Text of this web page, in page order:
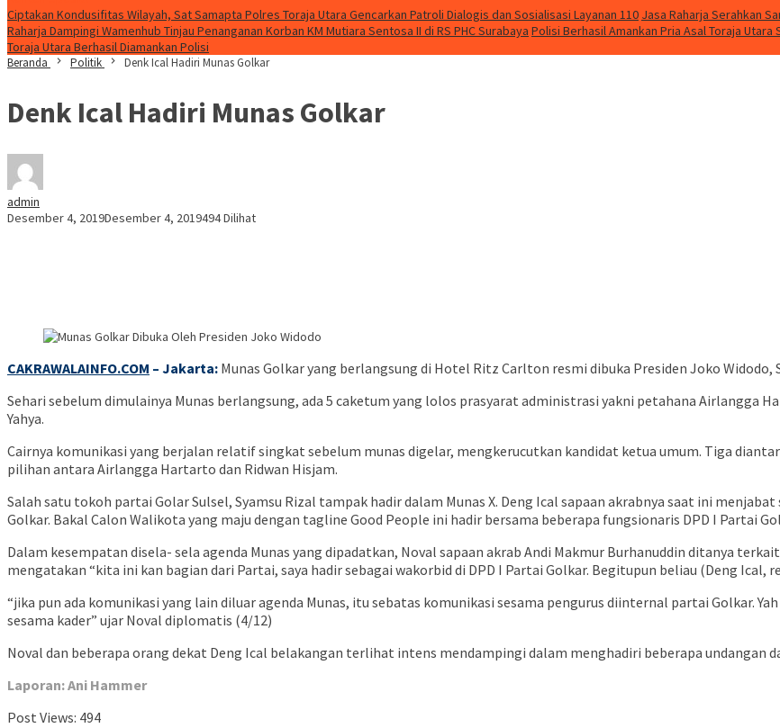
Ciptakan Kondusifitas Wilayah, Sat Samapta Polres Toraja Utara Gencarkan Patroli Dialogis dan Sosialisasi Layanan 110 Jasa Raharja Serahkan
Raharja Dampingi Wamenhub Tinjau Penanganan Korban KM Mutiara Sentosa II di RS PHC Surabaya Polisi Berhasil Amankan Pria Asal Toraja Utara
Toraja Utara Berhasil Diamankan Polisi
Beranda Politik Denk Ical Hadiri Munas Golkar
Denk Ical Hadiri Munas Golkar
admin
Desember 4, 2019Desember 4, 2019494 Dilihat
CAKRAWALAINFO.COM – Jakarta: Munas Golkar yang berlangsung di Hotel Ritz Carlton resmi dibuka Presiden Joko Widodo,
Sehari sebelum dimulainya Munas berlangsung, ada 5 caketum yang lolos prasyarat administrasi yakni petahana Airlangga
Yahya.
Cairnya komunikasi yang berjalan relatif singkat sebelum munas digelar, mengkerucutkan kandidat ketua umum. Tiga
pilihan antara Airlangga Hartarto dan Ridwan Hisjam.
Salah satu tokoh partai Golar Sulsel, Syamsu Rizal tampak hadir dalam Munas X. Deng Ical sapaan akrabnya saat ini
Golkar. Bakal Calon Walikota yang maju dengan tagline Good People ini hadir bersama beberapa fungsionaris DPD I Partai
Dalam kesempatan disela- sela agenda Munas yang dipadatkan, Noval sapaan akrab Andi Makmur Burhanuddin ditanya
mengatakan “kita ini kan bagian dari Partai, saya hadir sebagai wakorbid di DPD I Partai Golkar. Begitupun beliau (Deng Ical,
“jika pun ada komunikasi yang lain diluar agenda Munas, itu sebatas komunikasi sesama pengurus diinternal partai Golkar.
sesama kader” ujar Noval diplomatis (4/12)
Noval dan beberapa orang dekat Deng Ical belakangan terlihat intens mendampingi dalam menghadiri beberapa undangan
Laporan: Ani Hammer
Post Views: 494